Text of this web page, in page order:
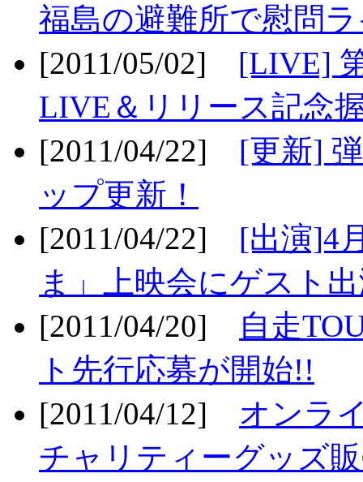
福島の避難所で慰問
[2011/05/02] [LIVE]
LIVE＆リリース記念
[2011/04/22] [更新]
ップ更新！
[2011/04/22] [出演]4
ま」上映会にゲスト
[2011/04/20]
自走
ト先行応募が開始!!
[2011/04/12] オンラ
チャリティーグッズ